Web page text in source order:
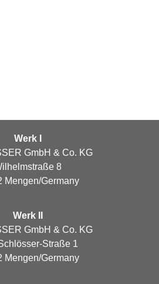
Werk I
GmbH & Co. KG
8
Mengen/Germany
Werk II
GmbH & Co. KG
Straße 1
Mengen/Germany